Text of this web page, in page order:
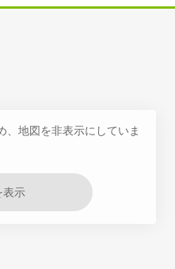
、地図を非表示にしていま
表示